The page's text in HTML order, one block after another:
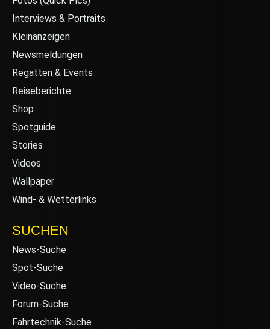
Interviews & Portraits
Kleinanzeigen
Newsmeldungen
Regatten & Events
Reiseberichte
Shop
Spotguide
Stories
Videos
Wallpaper
Wind- & Wetterlinks
SUCHEN
News-Suche
Spot-Suche
Video-Suche
Forum-Suche
Fahrtechnik-Suche